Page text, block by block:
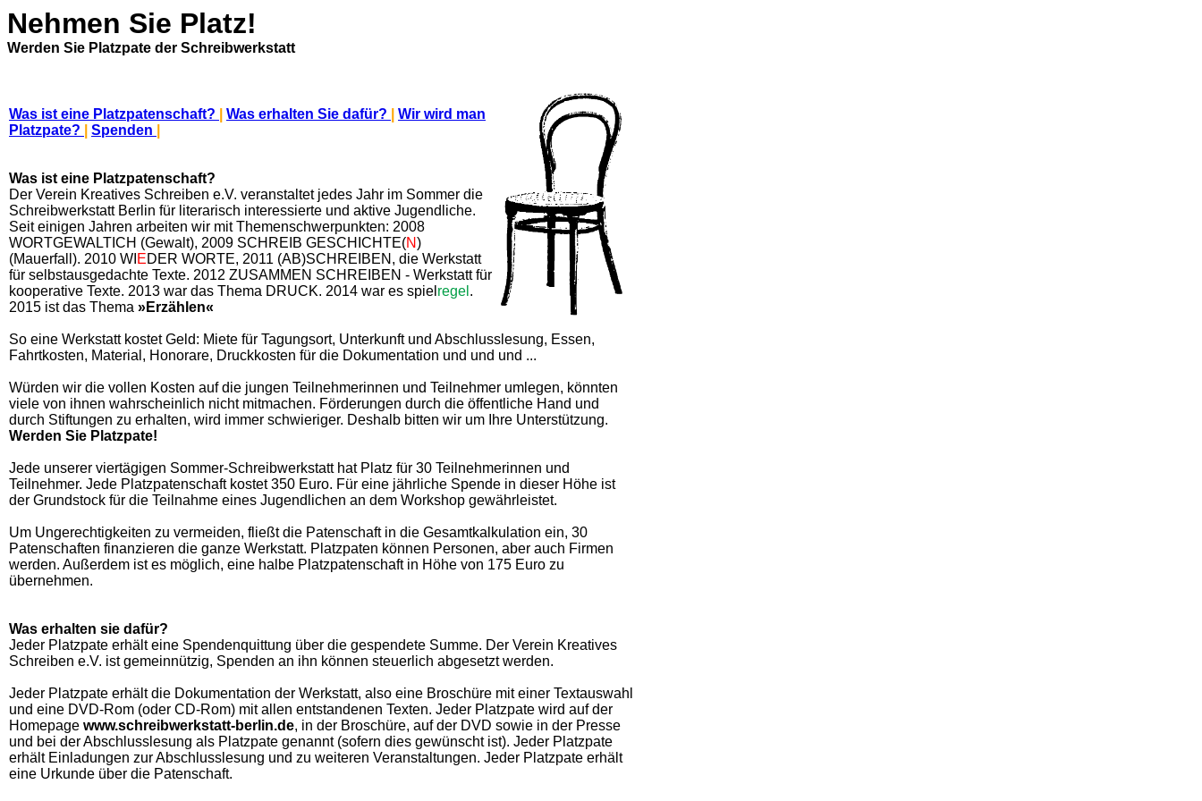
Nehmen Sie Platz!
Werden Sie Platzpate der Schreibwerkstatt
Was ist eine Platzpatenschaft? Was erhalten Sie dafür?
Wir wird man
Platzpate?
Spenden
Was ist eine Platzpatenschaft?
Der Verein Kreatives Schreiben e.V. veranstaltet jedes Jahr im Sommer die
Schreibwerkstatt Berlin für literarisch interessierte und aktive Jugendliche.
Seit einigen Jahren arbeiten wir mit Themenschwerpunkten: 2008
WORTGEWALTICH (Gewalt), 2009 SCHREIB GESCHICHTE(N)
(Mauerfall). 2010 WI EDER WORTE, 2011 (AB)SCHREIBEN, die Werkstatt
für selbstausgedachte Texte. 2012 ZUSAMMEN SCHREIBEN - Werkstatt für
kooperative Texte. 2013 war das Thema DRUCK. 2014 war es spiel regel .
2015 ist das Thema »Erzählen«
So eine Werkstatt kostet Geld: Miete für Tagungsort, Unterkunft und Abschlusslesung, Essen,
Fahrtkosten, Material, Honorare, Druckkosten für die Dokumentation und und und ...
Würden wir die vollen Kosten auf die jungen Teilnehmerinnen und Teilnehmer umlegen, könnten
viele von ihnen wahrscheinlich nicht mitmachen. Förderungen durch die öffentliche Hand und
durch Stiftungen zu erhalten, wird immer schwieriger. Deshalb bitten wir um Ihre Unterstützung.
Werden Sie Platzpate!
Jede unserer viertägigen Sommer-Schreibwerkstatt hat Platz für 30 Teilnehmerinnen und
Teilnehmer. Jede Platzpatenschaft kostet 350 Euro. Für eine jährliche Spende in dieser Höhe ist
der Grundstock für die Teilnahme eines Jugendlichen an dem Workshop gewährleistet.
Um Ungerechtigkeiten zu vermeiden, fließt die Patenschaft in die Gesamtkalkulation ein, 30
Patenschaften finanzieren die ganze Werkstatt. Platzpaten können Personen, aber auch Firmen
werden. Außerdem ist es möglich, eine halbe Platzpatenschaft in Höhe von 175 Euro zu
übernehmen.
Was erhalten sie dafür?
Jeder Platzpate erhält eine Spendenquittung über die gespendete Summe. Der Verein Kreatives
Schreiben e.V. ist gemeinnützig, Spenden an ihn können steuerlich abgesetzt werden.
Jeder Platzpate erhält die Dokumentation der Werkstatt, also eine Broschüre mit einer Textauswahl
und eine DVD-Rom (oder CD-Rom) mit allen entstandenen Texten. Jeder Platzpate wird auf der
Homepage www.schreibwerkstatt-berlin.de, in der Broschüre, auf der DVD sowie in der Presse
und bei der Abschlusslesung als Platzpate genannt (sofern dies gewünscht ist). Jeder Platzpate
erhält Einladungen zur Abschlusslesung und zu weiteren Veranstaltungen. Jeder Platzpate erhält
eine Urkunde über die Patenschaft.